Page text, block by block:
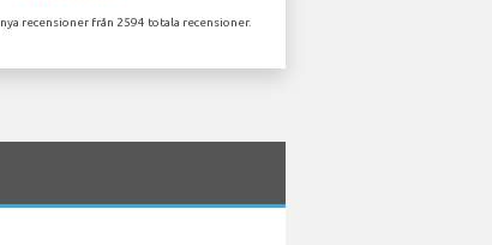
recensioner från 2594 totala recensioner.